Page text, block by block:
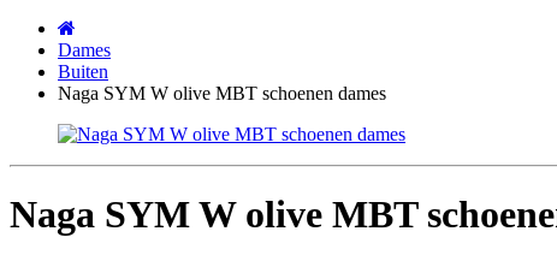
Dames
Buiten
Naga SYM W olive MBT schoenen dames
Naga SYM W olive MBT